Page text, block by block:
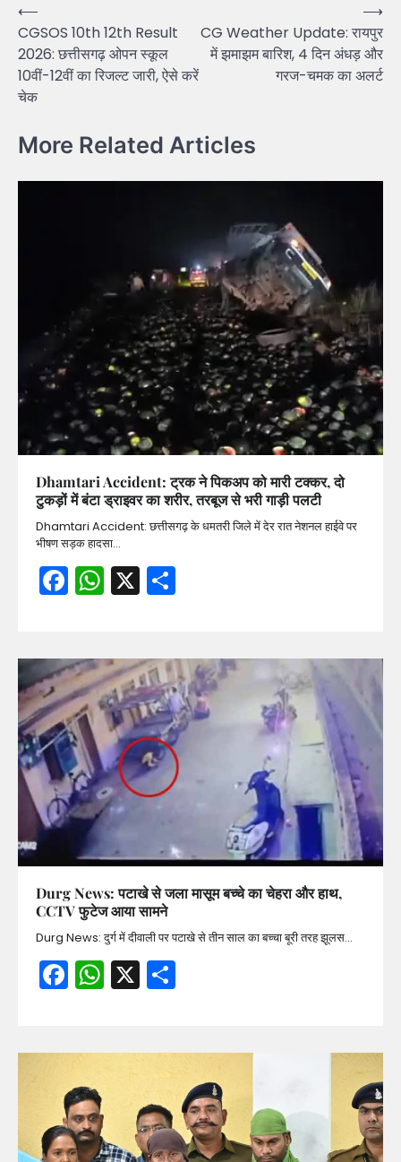
Post
navigation
⟵
CGSOS 10th 12th Result
2026: छत्तीसगढ़ ओपन स्कूल
10वीं-12वीं का रिजल्ट जारी, ऐसे करें
चेक
CG Weather Update: रायपुर
में झमाझम बारिश, 4 दिन अंधड़ और
गरज-चमक का अलर्ट
⟶
More Related Articles
Dhamtari Accident: ट्रक ने पिकअप को मारी टक्कर, दो
टुकड़ों में बंटा ड्राइवर का शरीर, तरबूज से भरी गाड़ी पलटी
Dhamtari Accident: छत्तीसगढ़ के धमतरी जिले में देर रात नेशनल हाईवे पर
भीषण सड़क हादसा…
Facebook
WhatsApp
X
Durg News: पटाखे से जला मासूम बच्चे का चेहरा और हाथ,
CCTV फुटेज आया सामने
Durg News: दुर्ग में दीवाली पर पटाखे से तीन साल का बच्चा बूरी तरह झूलस…
Facebook
WhatsApp
X